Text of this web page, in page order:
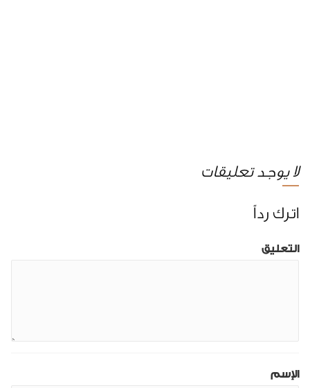
لا يوجد تعليقات
اترك رداً
التعليق
الإسم